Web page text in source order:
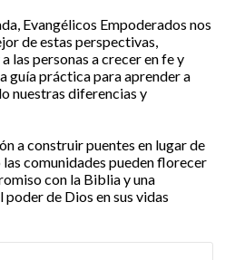
Evangélicos Empoderados nos
de estas perspectivas,
las personas a crecer en fe y
guía práctica para aprender a
nuestras diferencias y
a construir puentes en lugar de
comunidades pueden florecer
con la Biblia y una
de Dios en sus vidas